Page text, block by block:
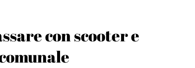
con scooter e